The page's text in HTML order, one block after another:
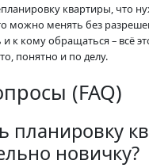
квартиры, что
можно менять без
к кому обращаться – всё
понятно и по делу.
(FAQ)
планировку
новичку?